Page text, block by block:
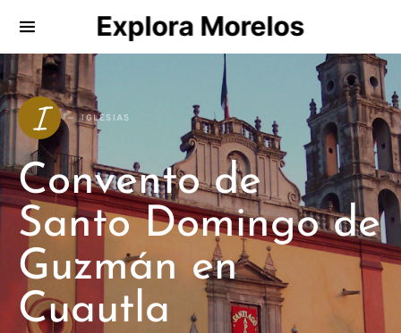
Explora Morelos
Search for:
I IGLESIAS
Convento de
Santo Domingo de
Guzmán en
Cuautla